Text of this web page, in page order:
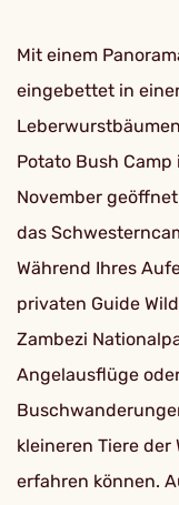
Mit einem
eingebettet in
Potato Bush Camp
November
das
Während Ihres
privaten Guide
Zambezi
Angelausflüge
kleineren Tiere der
erfahren können.